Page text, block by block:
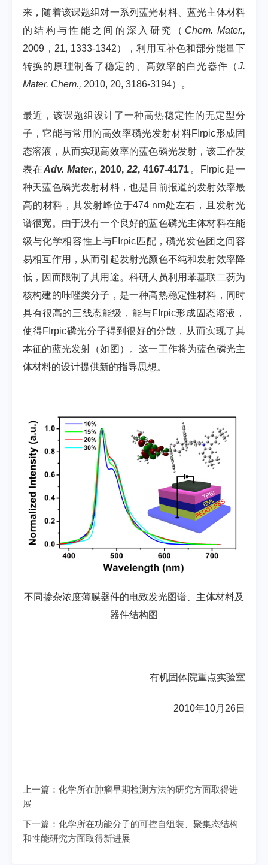
来，随着该课题组对一系列蓝光材料、蓝光主体材料
的结构与性能之间的深入研究（ Chem. Mater.,
2009，21, 1333-1342），利用互补色和部分能量下
转换的原理制备了稳定的、高效率的白光器件（J.
Mater. Chem., 2010, 20, 3186-3194）。
最近，该课题组设计了一种高热稳定性的无定型分
子，它能与常用的高效率磷光发射材料FIrpic形成固
态溶液，从而实现高效率的蓝色磷光发射，该工作发
表在Adv. Mater., 2010,22, 4167-4171 。FIrpic是一
种天蓝色磷光发射材料，也是目前报道的发射效率最
高的材料，其发射峰位于474 nm处左右，且发射光
谱很宽。由于没有一个良好的蓝色磷光主体材料在能
级与化学相容性上与FIrpic匹配，磷光发色团之间容
易相互作用，从而引起发射光颜色不纯和发射效率降
低，因而限制了其用途。科研人员利用苯基联二芴为
核构建的咔唑类分子，是一种高热稳定性材料，同时
具有很高的三线态能级，能与FIrpic形成固态溶液，
使得FIrpic磷光分子得到很好的分散，从而实现了其
本征的蓝光发射（如图）。这一工作将为蓝色磷光主
体材料的设计提供新的指导思想。
不同掺杂浓度薄膜器件的电致发光图谱、主体材料及
器件结构图
有机固体院重点实验室
2010年10月26日
上一篇： 化学所在肿瘤早期检测方法的研究方面取得进
展
下一篇： 化学所在功能分子的可控自组装、聚集态结构
和性能研究方面取得新进展